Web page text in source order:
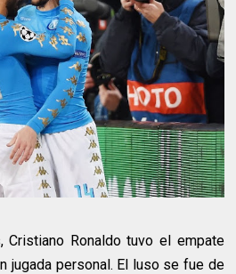
Cristiano Ronaldo tuvo el empate
jugada personal. El luso se fue de